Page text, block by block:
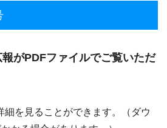
がPDFファイルでご覧いただ
細を見ることができます。（ダウ